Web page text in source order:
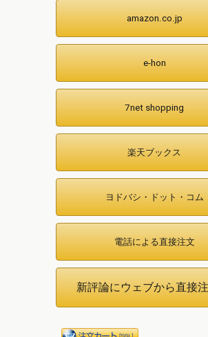
amazon.co.jp
e-hon
7net shopping
楽天ブックス
ヨドバシ・ドット・コム
電話による直接注文